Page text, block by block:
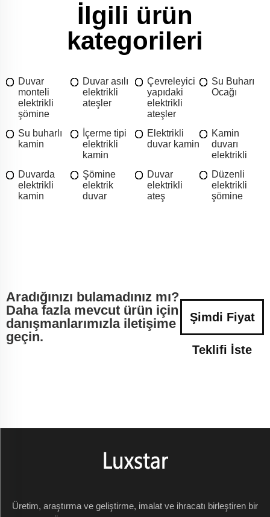
İlgili ürün
kategorileri
Duvar
monteli
elektrikli
şömine
Duvar asılı
elektrikli
ateşler
Çevreleyici
yapıdaki
elektrikli
ateşler
Su Buharı
Ocağı
Su buharlı
kamin
İçerme tipi
elektrikli
kamin
Elektrikli
duvar kamin
Kamin
duvarı
elektrikli
Duvarda
elektrikli
kamin
Şömine
elektrik
duvar
Duvar
elektrikli
ateş
Düzenli
elektrikli
şömine
Aradığınızı bulamadınız mı?
Daha fazla mevcut ürün için
danışmanlarımızla iletişime
geçin.
Şimdi Fiyat
Teklifi İste
Üretim, araştırma ve geliştirme, imalat ve ihracatı birleştiren bir